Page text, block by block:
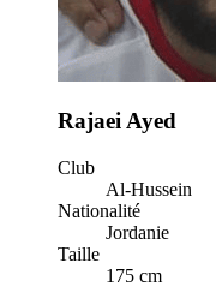
Rajaei Ayed
Club
Al-Hussein
Nationalité
Jordanie
Taille
175 cm